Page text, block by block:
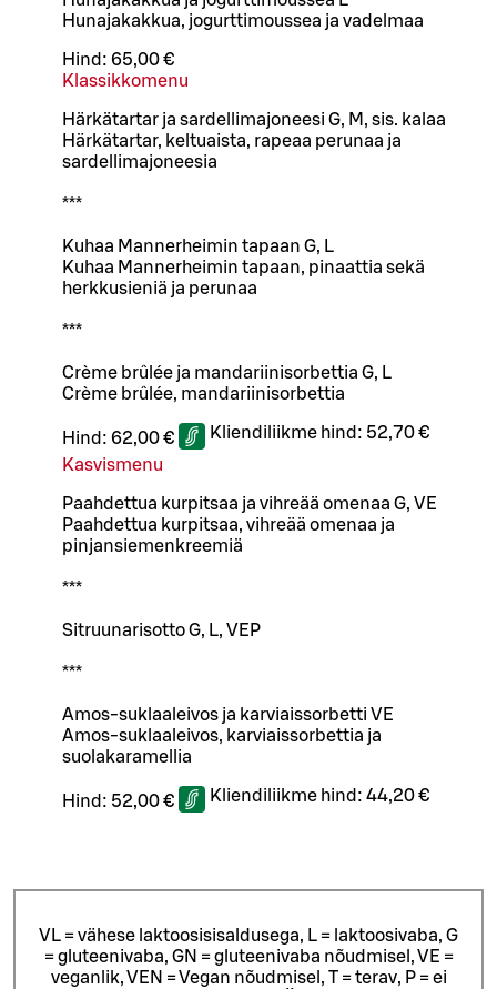
Hunajakakkua, jogurttimoussea ja vadelmaa
Hind: 65,00 €
Klassikkomenu
Härkätartar ja sardellimajoneesi G, M, sis. kalaa
Härkätartar, keltuaista, rapeaa perunaa ja
sardellimajoneesia
***
Kuhaa Mannerheimin tapaan G, L
Kuhaa Mannerheimin tapaan, pinaattia sekä
herkkusieniä ja perunaa
***
Crème brûlée ja mandariinisorbettia G, L
Crème brûlée, mandariinisorbettia
Hind: 62,00 € Kliendiliikme hind: 52,70 €
Kasvismenu
Paahdettua kurpitsaa ja vihreää omenaa G, VE
Paahdettua kurpitsaa, vihreää omenaa ja
pinjansiemenkreemiä
***
Sitruunarisotto G, L, VEP
***
Amos-suklaaleivos ja karviaissorbetti VE
Amos-suklaaleivos, karviaissorbettia ja
suolakaramellia
Hind: 52,00 € Kliendiliikme hind: 44,20 €
VL = vähese laktoosisisaldusega, L = laktoosivaba, G
= gluteenivaba, GN = gluteenivaba nõudmisel, VE =
veganlik, VEN = Vegan nõudmisel, T = terav, P = ei